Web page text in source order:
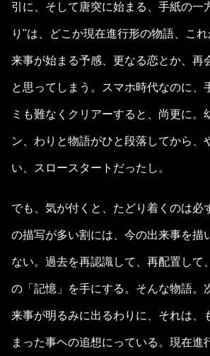
引に、そして唐突に始まる、手紙の一
り"は、どこか現在進行形の物語、こ
来事が始まる予感、更なる恋とか、再
と思ってしまう。スマホ時代なのに、
ミも難なくクリアーすると、尚更に。
ン、わりと物語がひと段落してから、
い、スロースタートだったし。
でも、気が付くと、たどり着くのは必
の描写が多い割には、今の出来事を描
ない。過去を再認識して、再配置して
の「記憶」を手にする。そんな物語。
来事が明るみに出るわりに、それは、
まった事ヘの追想にっている。現在進